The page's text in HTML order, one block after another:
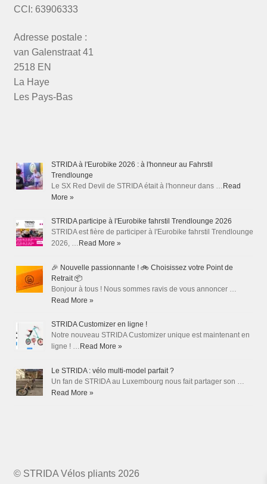
CCI: 63906333
Adresse postale :
van Galenstraat 41
2518 EN
La Haye
Les Pays-Bas
STRIDA à l'Eurobike 2026 : à l'honneur au Fahrstil
Trendlounge
Le SX Red Devil de STRIDA était à l'honneur dans … Read
More »
STRIDA participe à l'Eurobike fahrstil Trendlounge 2026
STRIDA est fière de participer à l'Eurobike fahrstil Trendlounge
2026, … Read More »
🎉 Nouvelle passionnante ! 🚲 Choisissez votre Point de
Retrait 📦
Bonjour à tous ! Nous sommes ravis de vous annoncer …
Read More »
STRIDA Customizer en ligne !
Notre nouveau STRIDA Customizer unique est maintenant en
ligne ! … Read More »
Le STRIDA : vélo multi-model parfait ?
Un fan de STRIDA au Luxembourg nous fait partager son …
Read More »
© STRIDA Vélos pliants 2026